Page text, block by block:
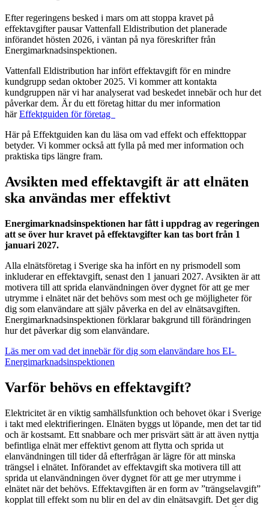
Efter regeringens besked i mars om att stoppa kravet på
effektavgifter pausar Vattenfall Eldistribution det planerade
införandet hösten 2026, i väntan på nya föreskrifter från
Energimarknadsinspektionen.
Vattenfall Eldistribution har infört effektavgift för en mindre
kundgrupp sedan oktober 2025. Vi kommer att kontakta
kundgruppen när vi har analyserat vad beskedet innebär och hur det
påverkar dem. Är du ett företag hittar du mer information
härEffektguiden för företag
Här på Effektguiden kan du läsa om vad effekt och effekttoppar
betyder. Vi kommer också att fylla på med mer information och
praktiska tips längre fram.
Avsikten med effektavgift är att elnäten
ska användas mer effektivt
Energimarknadsinspektionen har fått i uppdrag av regeringen
att se över hur kravet på effektavgifter kan tas bort från 1
januari 2027.
Alla elnätsföretag i Sverige ska ha infört en ny prismodell som
inkluderar en effektavgift, senast den 1 januari 2027. Avsikten är att
motivera till att sprida elanvändningen över dygnet för att ge mer
utrymme i elnätet när det behövs som mest och ge möjligheter för
dig som elanvändare att själv påverka en del av elnätsavgiften.
Energimarknadsinspektionen förklarar bakgrund till förändringen
hur det påverkar dig som elanvändare.
Läs mer om vad det innebär för dig som elanvändare hos EI-
Energimarknadsinspektionen
Varför behövs en effektavgift?
Elektricitet är en viktig samhällsfunktion och behovet ökar i Sverige
i takt med elektrifieringen. Elnäten byggs ut löpande, men det tar tid
och är kostsamt. Ett snabbare och mer prisvärt sätt är att även nyttja
befintliga elnät mer effektivt genom att flytta och sprida ut
elanvändningen till tider då efterfrågan är lägre för att minska
trängsel i elnätet. Införandet av effektavgift ska motivera till att
sprida ut elanvändningen över dygnet för att ge mer utrymme i
elnätet när det behövs. Effektavgiften är en form av ”trängselavgift”
kopplat till effekt som nu blir en del av din elnätsavgift. Det ger dig